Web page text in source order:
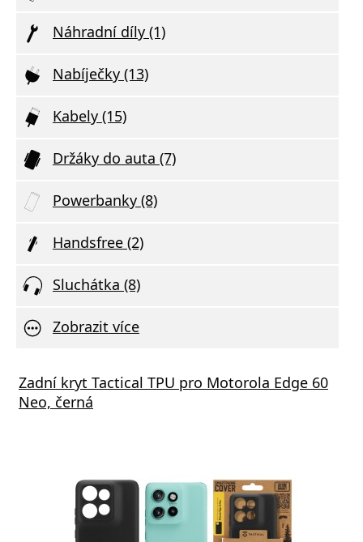
Náhradní díly (1)
Nabíječky (13)
Kabely (15)
Držáky do auta (7)
Powerbanky (8)
Handsfree (2)
Sluchátka (8)
Zobrazit více
Zadní kryt Tactical TPU pro Motorola Edge 60
Neo, černá
GaN3 Pro, 2x USB-C, 2x USB 65W černá